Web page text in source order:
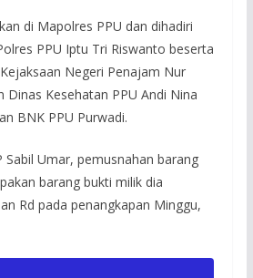
di Mapolres PPU dan dihadiri
PPU Iptu Tri Riswanto beserta
Negeri Penajam Nur
Dinas Kesehatan PPU Andi Nina
BNK PPU Purwadi.
Sabil Umar, pemusnahan barang
barang bukti milik dia
Rd pada penangkapan Minggu,